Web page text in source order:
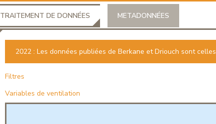
TRAITEMENT DE DONNÉES METADONNÉES
2022 : Les données publiées de Berkane et Driouch sont
Filtres
Variables de ventilation